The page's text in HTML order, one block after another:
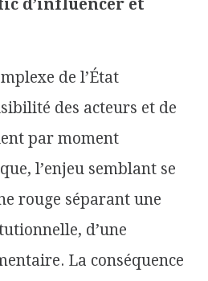
d’influencer et
de l’État
des acteurs et de
par moment
l’enjeu semblant se
rouge séparant une
d’une
La conséquence